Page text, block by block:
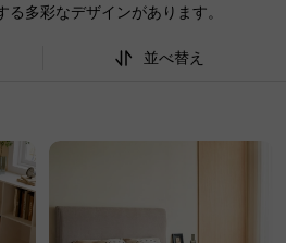
多彩なデザインがあります。
並べ替え